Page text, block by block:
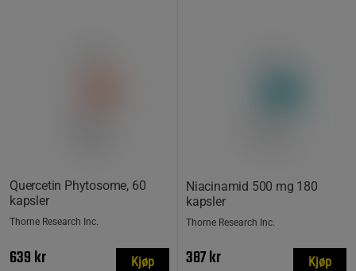
Quercetin Phytosome, 60
kapsler
Thorne Research Inc.
639 kr Kjøp
Niacinamid 500 mg 180
kapsler
Thorne Research Inc.
387 kr Kjøp